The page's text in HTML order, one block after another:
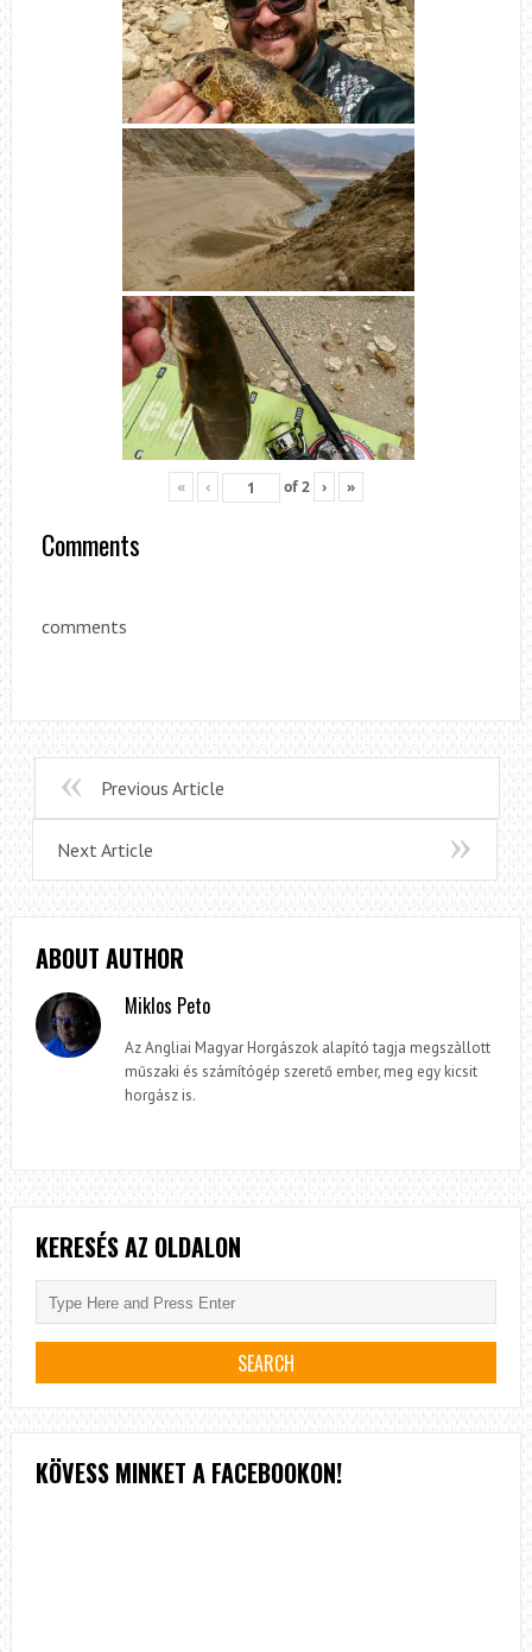
« ‹ of2 › »
Comments
comments
Previous Article
Next Article
ABOUT AUTHOR
Miklos Peto
Az Angliai Magyar Horgászok alapító tagja megszàllott
műszaki és számítógép szerető ember, meg egy kicsit
horgász is.
KERESÉS AZ OLDALON
KÖVESS MINKET A FACEBOOKON!